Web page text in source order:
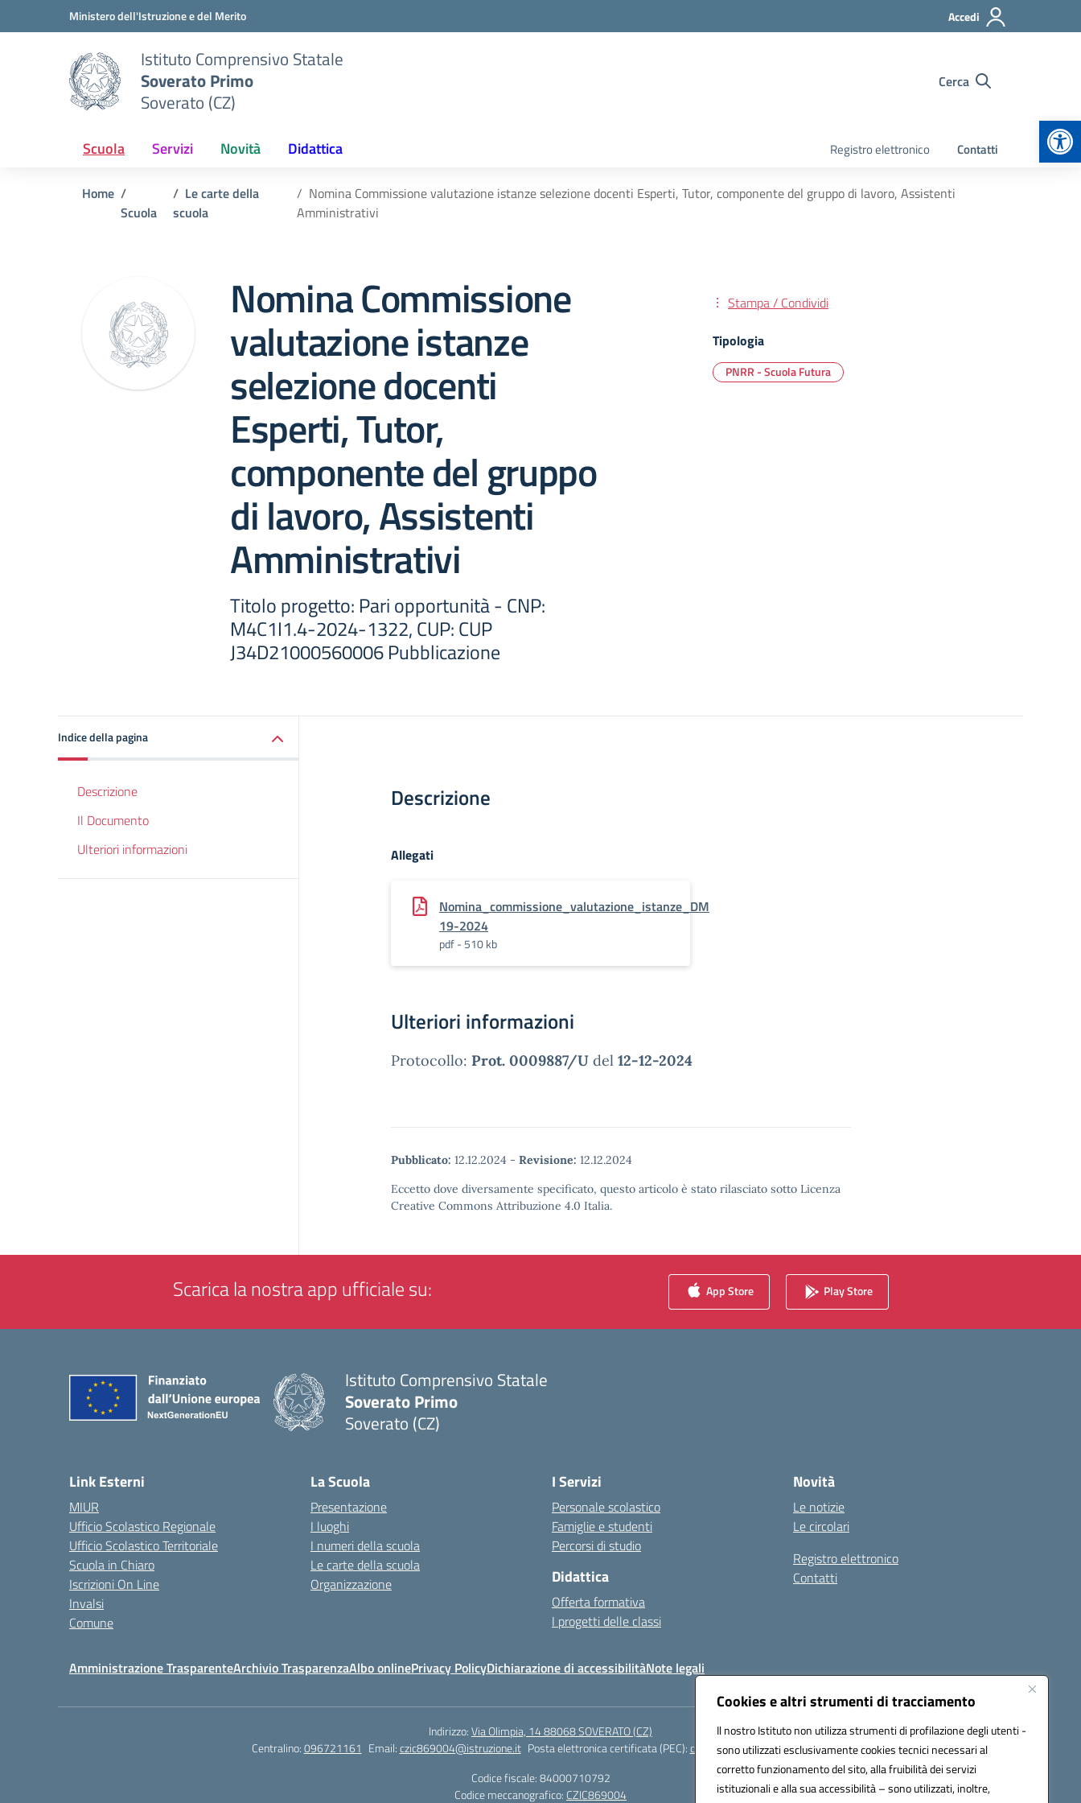
Cookies e altri strumenti di tracciamento
Il nostro Istituto non utilizza strumenti di profilazione degli utenti -
sono utilizzati esclusivamente cookies tecnici necessari al
corretto funzionamento del sito, alla fruibilità dei servizi
istituzionali e alla sua accessibilità – sono utilizzati, inoltre,
Vai ai contenuti
Vai al menu di navigazioneMinistero dell'Istruzione e del Merito Accedi
Istituto Comprensivo Statale
Soverato Primo
Soverato (CZ)
Cerca
Scuola Servizi Novità Didattica Registro elettronico Contatti
Home
Scuola
Le carte della
scuola
Nomina Commissione valutazione istanze selezione docenti Esperti, Tutor, componente del gruppo di lavoro, Assistenti
Amministrativi
Nomina Commissione
valutazione istanze
selezione docenti
Esperti, Tutor,
componente del gruppo
di lavoro, Assistenti
Amministrativi
Titolo progetto: Pari opportunità - CNP:
M4C1I1.4-2024-1322, CUP: CUP
J34D21000560006 Pubblicazione
Stampa / Condividi
Tipologia
PNRR - Scuola Futura
Indice della pagina
Descrizione
Il Documento
Ulteriori informazioni
Descrizione
Allegati
Nomina_commissione_valutazione_istanze_DM
19-2024
pdf - 510 kb
Ulteriori informazioni
Protocollo: Prot. 0009887/U del 12-12-2024
Pubblicato: 12.12.2024 - Revisione: 12.12.2024
Eccetto dove diversamente specificato, questo articolo è stato rilasciato sotto Licenza
Creative Commons Attribuzione 4.0 Italia.
Scarica la nostra app ufficiale su: App Store Play Store
Istituto Comprensivo Statale
Soverato Primo
Soverato (CZ)
Link Esterni
MIUR
Ufficio Scolastico Regionale
Ufficio Scolastico Territoriale
Scuola in Chiaro
Iscrizioni On Line
Invalsi
Comune
La Scuola
Presentazione
I luoghi
I numeri della scuola
Le carte della scuola
Organizzazione
I Servizi
Personale scolastico
Famiglie e studenti
Percorsi di studio
Didattica
Offerta formativa
I progetti delle classi
Novità
Le notizie
Le circolari
Registro elettronico
Contatti
Amministrazione TrasparenteArchivio TrasparenzaAlbo onlinePrivacy PolicyDichiarazione di accessibilitàNote legali
Indirizzo:Via Olimpia, 14 88068 SOVERATO (CZ)
Centralino:096721161 Email:czic869004@istruzione.it Posta elettronica certificata (PEC):czic869004@pec.istruzione.it
Codice fiscale: 84000710792
Codice meccanografico: CZIC869004